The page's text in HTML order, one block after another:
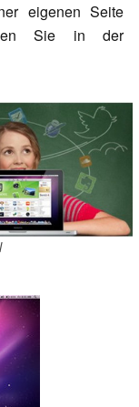
eigenen Seite
Sie in der